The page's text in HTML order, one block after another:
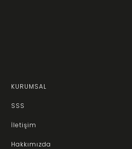
KURUMSAL
SSS
İletişim
Hakkımızda